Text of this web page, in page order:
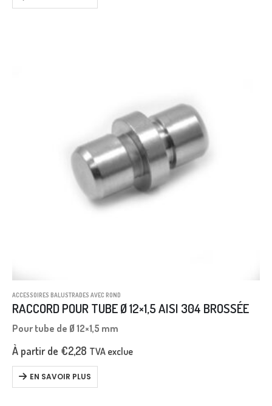
ACCESSOIRES BALUSTRADES AVEC ROND
RACCORD POUR TUBE Ø 12×1,5 AISI 304 BROSSÉE
Pour tube de Ø 12×1,5 mm
À partir de €2,28 TVA exclue
EN SAVOIR PLUS